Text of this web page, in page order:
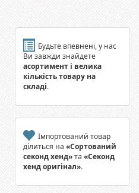
Будьте впевнені, у нас
Ви завжди знайдете
асортимент і велика
кількість товару на
складі.
Імпортований товар
ділиться на «Сортований
секонд хенд»та «Секонд
хенд оригінал».